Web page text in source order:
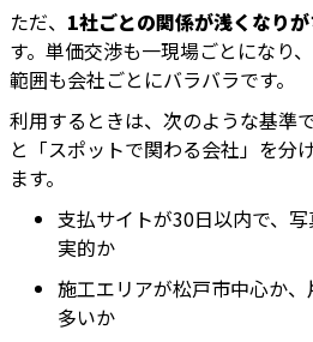
ただ、 1社ごとの関係が浅くなり
す。単価交渉も一現場ごとになり
範囲も会社ごとにバラバラです。
利用するときは、次のような基準
と「スポットで関わる会社」を分
ます。
支払サイトが30日以内で、
実的か
施工エリアが松戸市中心か
多いか